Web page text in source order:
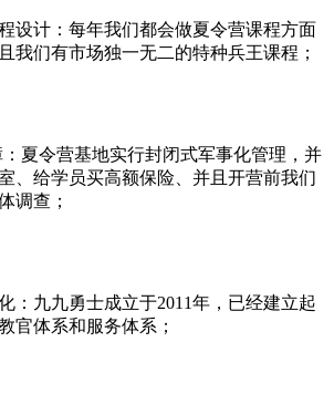
设计：每年我们都会做夏令营课程方面
我们有市场独一无二的特种兵王课程；
：夏令营基地实行封闭式军事化管理，并
、给学员买高额保险、并且开营前我们
调查；
：九九勇士成立于2011年，已经建立起
官体系和服务体系；